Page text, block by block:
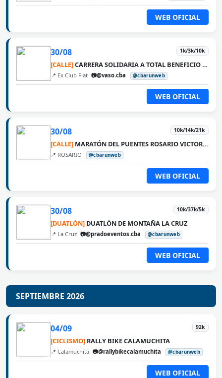
WEB OFICIAL
30/08 1k/3k/10k
[CALLE]CARRERA SOLIDARIA A TOTAL BENEFICIO DE VASO
📍 Ex Club Fiat 📷@vaso.cba @cbarunweb
WEB OFICIAL
30/08 10k/14k/21k
[CALLE] MARATÓN DEL PUENTES ROSARIO VICTORIA
📍 ROSARIO @cbarunweb
WEB OFICIAL
30/08 10k/37k/5k
[DUATLÓN] DUATLÓN DE MONTAÑA LA CRUZ
📍 La Cruz 📷@pradoeventos.cba @cbarunweb
WEB OFICIAL
SEPTIEMBRE 2026
04/09 92k
[CICLISMO] RALLY BIKE CALAMUCHITA
📍 Calamuchita 📷@rallybikecalamuchita @cbarunweb
WEB OFICIAL